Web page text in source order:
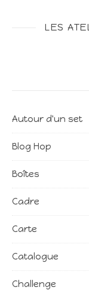
LES
Autour d'un set
Blog Hop
Boîtes
Cadre
Carte
Catalogue
Challenge